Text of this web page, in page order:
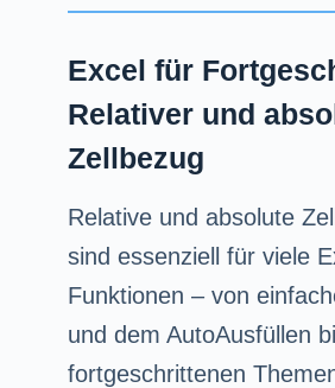
Excel für
Relativer und
Zellbezug
Relative und absolute
sind essenziell für viele
Funktionen – von
und dem AutoAusfüllen
fortgeschrittenen